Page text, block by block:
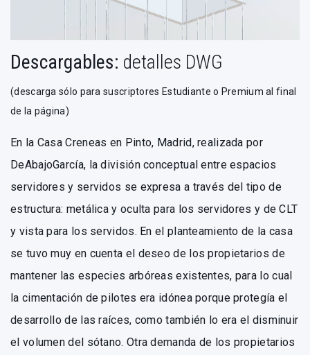
Descargables: detalles DWG
(descarga sólo para suscriptores Estudiante o Premium al final
de la página)
En la Casa Creneas en Pinto, Madrid, realizada por
DeAbajoGarcía, la división conceptual entre espacios
servidores y servidos se expresa a través del tipo de
estructura: metálica y oculta para los servidores y de CLT
y vista para los servidos. En el planteamiento de la casa
se tuvo muy en cuenta el deseo de los propietarios de
mantener las especies arbóreas existentes, para lo cual
la cimentación de pilotes era idónea porque protegía el
desarrollo de las raíces, como también lo era el disminuir
el volumen del sótano. Otra demanda de los propietarios